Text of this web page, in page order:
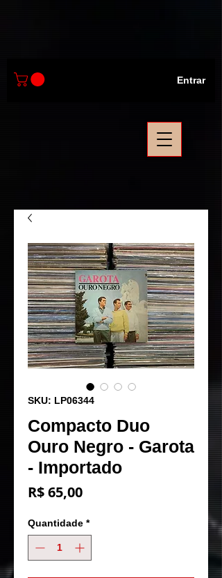
Entrar
SKU: LP06344
Compacto Duo
Ouro Negro - Garota
- Importado
R$ 65,00Preço
Quantidade *